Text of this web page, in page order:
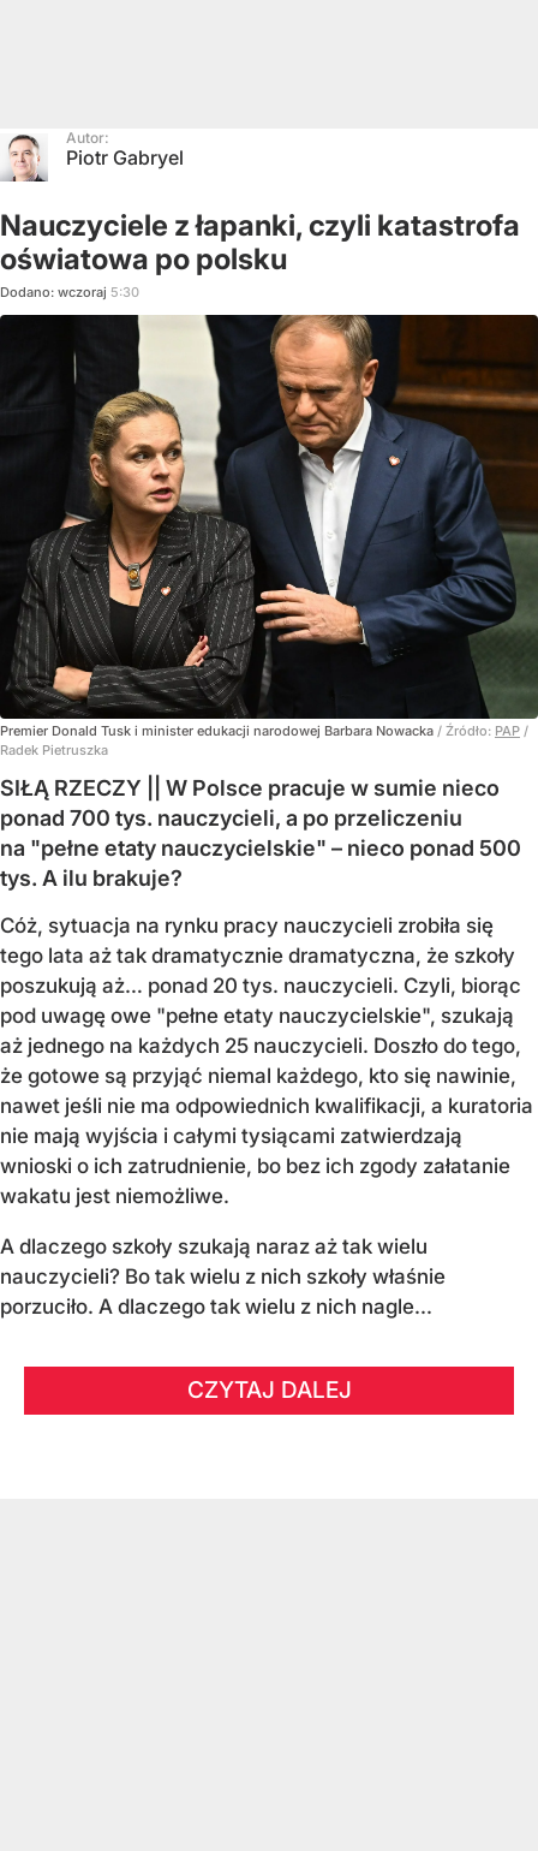
Autor:
Piotr Gabryel
Nauczyciele z łapanki, czyli katastrofa
oświatowa po polsku
Dodano: wczoraj 5:30
Premier Donald Tusk i minister edukacji narodowej Barbara Nowacka / Źródło: PAP /
Radek Pietruszka
SIŁĄ RZECZY || W Polsce pracuje w sumie nieco
ponad 700 tys. nauczycieli, a po przeliczeniu
na "pełne etaty nauczycielskie" – nieco ponad 500
tys. A ilu brakuje?
Cóż, sytuacja na rynku pracy nauczycieli zrobiła się
tego lata aż tak dramatycznie dramatyczna, że szkoły
poszukują aż… ponad 20 tys. nauczycieli. Czyli, biorąc
pod uwagę owe "pełne etaty nauczycielskie", szukają
aż jednego na każdych 25 nauczycieli. Doszło do tego,
że gotowe są przyjąć niemal każdego, kto się nawinie,
nawet jeśli nie ma odpowiednich kwalifikacji, a kuratoria
nie mają wyjścia i całymi tysiącami zatwierdzają
wnioski o ich zatrudnienie, bo bez ich zgody załatanie
wakatu jest niemożliwe.
A dlaczego szkoły szukają naraz aż tak wielu
nauczycieli? Bo tak wielu z nich szkoły właśnie
porzuciło. A dlaczego tak wielu z nich nagle...
CZYTAJ DALEJ